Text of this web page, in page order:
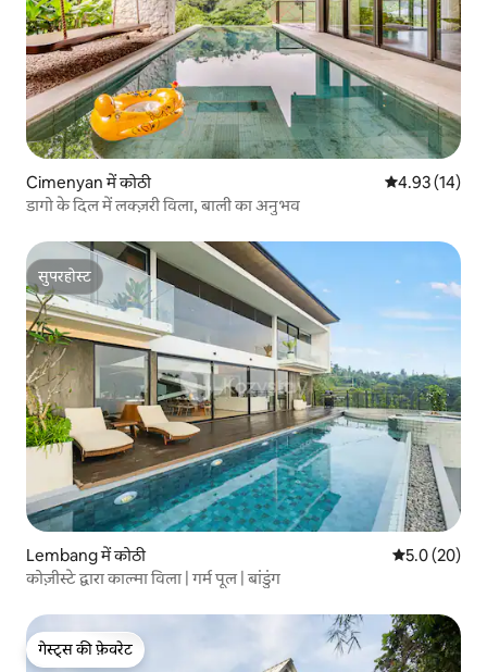
Cimenyan में कोठी औसत रेटिंग 5 में
4.93 (14)
डागो के दिल में लक्ज़री विला, बाली का अनुभव
सुपरहोस्ट
सुपरहोस्ट
Lembang में कोठी औसत रेटिंग 5
5.0 (20)
कोज़ीस्टे द्वारा काल्मा विला | गर्म पूल | बांडुंग
गेस्ट्स की फ़ेवरेट
गेस्ट्स की फ़ेवरेट